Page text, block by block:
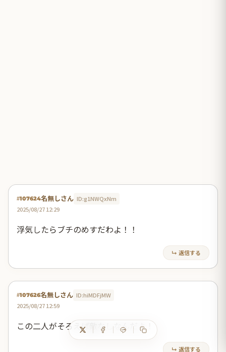
#107624名無しさん ID:g1NWQxNm
2025/08/27 12:29
浮気したらブチのめすだわよ！！
↳ 返信する
#107626名無しさん ID:hiMDFjMW
2025/08/27 12:59
この二人がそろえば敵なしなんだよ！
↳ 返信する